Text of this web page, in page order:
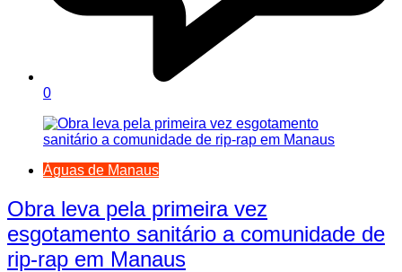
0
Águas de Manaus
Obra leva pela primeira vez
esgotamento sanitário a comunidade de
rip-rap em Manaus